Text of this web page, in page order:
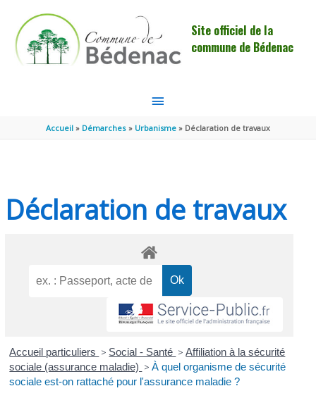
Site officiel de la
commune de Bédenac
MENU
PRINCIPAL
Accueil Démarches Urbanisme Déclaration de travaux
Déclaration de travaux
Accueil particuliers > Social - Santé > Affiliation à la sécurité
sociale (assurance maladie) > À quel organisme de sécurité
sociale est-on rattaché pour l'assurance maladie ?